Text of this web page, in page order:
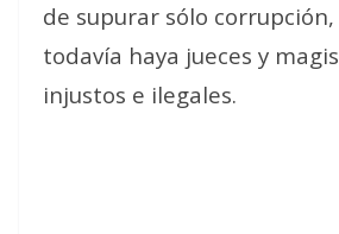
de supurar sólo
todavía haya jueces y
injustos e ilegales.